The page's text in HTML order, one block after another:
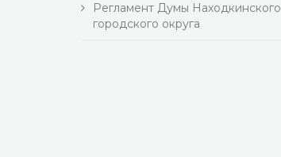
Регламент Думы Находкинского
городского округа